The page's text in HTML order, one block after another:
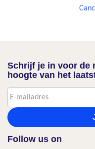
Schrijf je in voor de
hoogte van het
Follow us on